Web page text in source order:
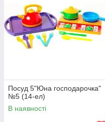
Посуд 5"Юна господарочка"
№5 (14-ел)
В наявності